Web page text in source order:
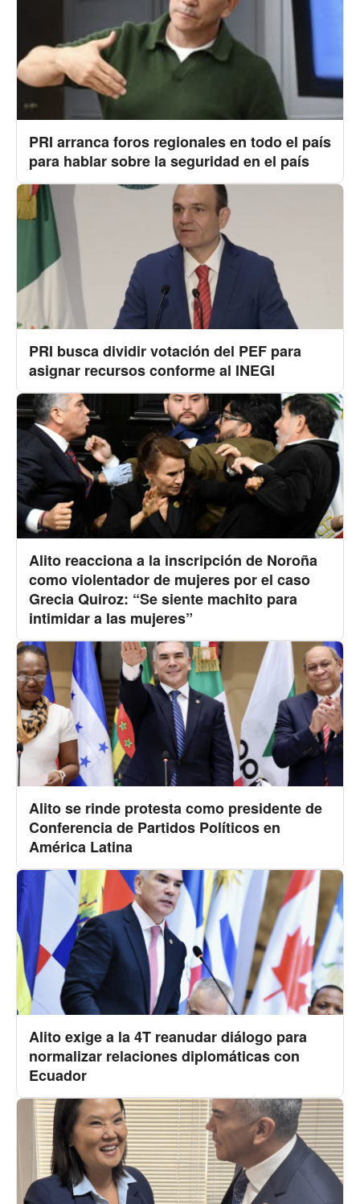
PRI arranca foros regionales en todo el país
para hablar sobre la seguridad en el país
PRI busca dividir votación del PEF para
asignar recursos conforme al INEGI
Alito reacciona a la inscripción de Noroña
como violentador de mujeres por el caso
Grecia Quiroz: “Se siente machito para
intimidar a las mujeres”
Alito se rinde protesta como presidente de
Conferencia de Partidos Políticos en
América Latina
Alito exige a la 4T reanudar diálogo para
normalizar relaciones diplomáticas con
Ecuador